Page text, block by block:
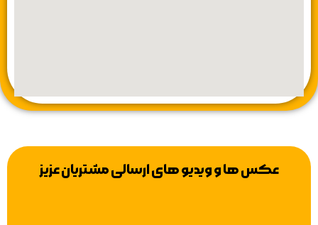
عکس ها و ویدیو های ارسالیمشتریان عزیز